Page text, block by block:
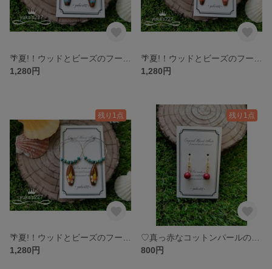
1,280円
1,280円
残り1点
1,280円
残り1点
800円